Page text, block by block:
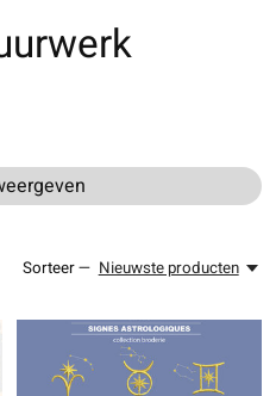
Sorteer — Nieuwste producten